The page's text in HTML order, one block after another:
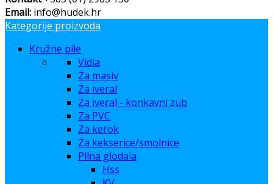
Email: info@hudek.hr
Kategorije proizvoda
Kružne pile
Vidia
Za masiv
Za iveral
Za iveral - konkavni zub
Za PVC
Za kerok
Za kekserice/smolnice
Pilna glodala
Hss